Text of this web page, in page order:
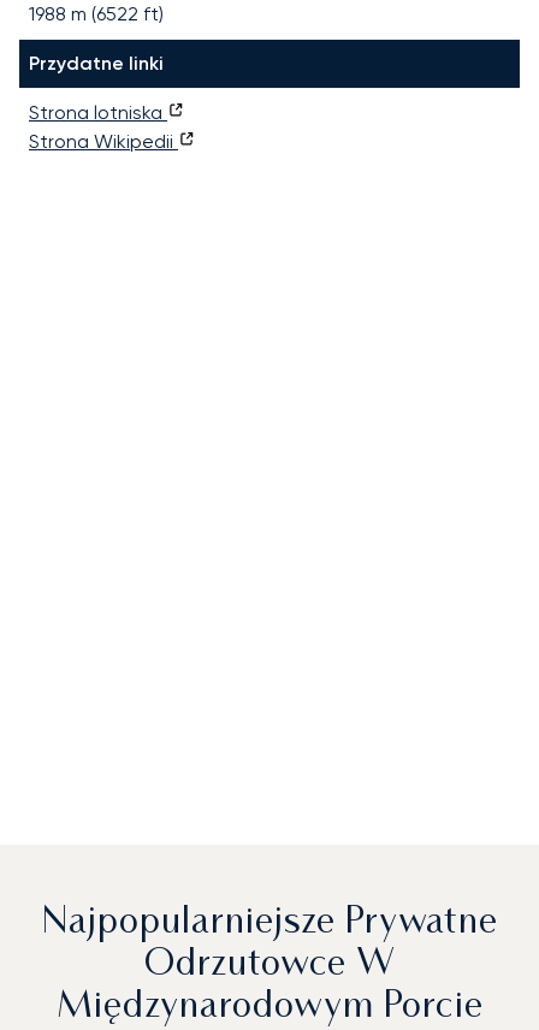
1988 m (6522 ft)
Przydatne linki
Strona lotniska
Strona Wikipedii
Najpopularniejsze Prywatne
Odrzutowce W
Międzynarodowym Porcie